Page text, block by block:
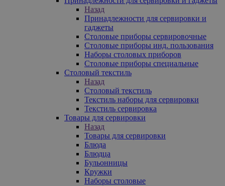
Назад
Принадлежности для сервировки и
гаджеты
Столовые приборы сервировочные
Столовые приборы инд. пользования
Наборы столовых приборов
Столовые приборы специальные
Столовый текстиль
Назад
Столовый текстиль
Текстиль наборы для сервировки
Текстиль сервировка
Товары для сервировки
Назад
Товары для сервировки
Блюда
Блюдца
Бульонницы
Кружки
Наборы столовые